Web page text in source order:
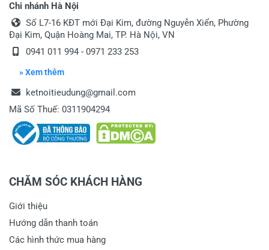
Chi nhánh Hà Nội
Số L7-16 KĐT mới Đại Kim, đường Nguyễn Xiển, Phường
Đại Kim, Quận Hoàng Mai, TP. Hà Nội, VN
0941 011 994 - 0971 233 253
» Xem thêm
ketnoitieudung@gmail.com
Mã Số Thuế: 0311904294
CHĂM SÓC KHÁCH HÀNG
Giới thiệu
Hướng dẫn thanh toán
Các hình thức mua hàng